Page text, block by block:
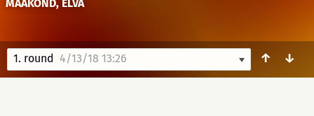
MAAKOND, ELVA
1. round 4/13/18 13:26 ↑ ↓